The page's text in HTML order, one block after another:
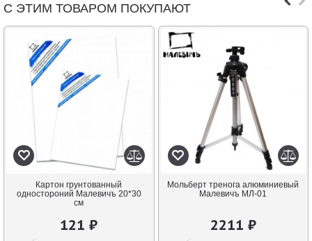
С ЭТИМ ТОВАРОМ ПОКУПАЮТ
Картон грунтованный
одностороний Малевичъ 20*30
см
121 ₽
Мольберт тренога алюминиевый
Малевичъ МЛ-01
2211 ₽